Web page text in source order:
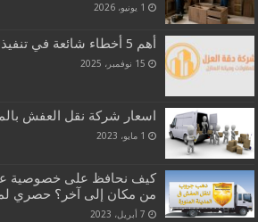
1 يونيو، 2026
أهم 5 أخطاء شائعة في تنفيذ العزل وكيف تتجنبها
15 نوفمبر، 2025
اسعار شركة نقل العفش
1 مايو، 2023
كيف نحافظ على خصوصية
من مكان إلى آخر؟ حصري
7 أبريل، 2023